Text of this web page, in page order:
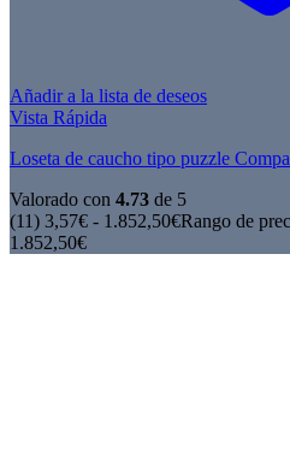
Añadir a la lista de deseos
Vista Rápida
Loseta de caucho tipo puzzle
Valorado con 4.73 de 5
(11) 3,57€ - 1.852,50€Rango de
1.852,50€